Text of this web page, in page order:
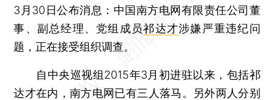
3月30日公布消息：中国南方电网有限责任公司董
事、副总经理、党组成员祁达才涉嫌严重违纪问
题，正在接受组织调查。
自中央巡视组2015年3月初进驻以来，包括祁
达才在内，南方电网已有三人落马。另外两人分别